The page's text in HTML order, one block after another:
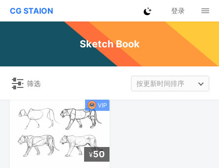
CG STAION 登录
Sketch Book
筛选 按更新时间排序
¥50